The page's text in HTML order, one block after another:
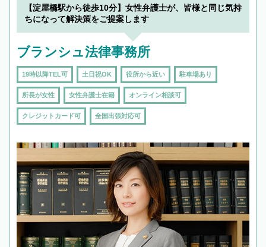
でフィーリングも重要です。実際に電話や面談
で複数の弁護士と会話をしてウマが合う方に依
【淀屋橋駅から徒歩10分】女性弁護士が、皆様と同じ気持
ちになって解決策をご提案します
ブランシュ法律事務所
19時以降TEL可 土日祝OK 役所から近い 駐車場あり
所長が女性 女性弁護士在籍 オンライン相談可
クレジットカード可 全国出張対応可